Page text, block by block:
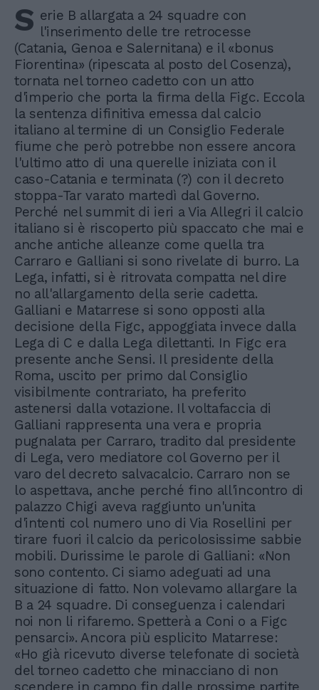
S erie B allargata a 24 squadre con
l'inserimento delle tre retrocesse
(Catania, Genoa e Salernitana) e il «bonus
Fiorentina» (ripescata al posto del Cosenza),
tornata nel torneo cadetto con un atto
d'imperio che porta la firma della Figc. Eccola
la sentenza difinitiva emessa dal calcio
italiano al termine di un Consiglio Federale
fiume che però potrebbe non essere ancora
l'ultimo atto di una querelle iniziata con il
caso-Catania e terminata (?) con il decreto
stoppa-Tar varato martedì dal Governo.
Perché nel summit di ieri a Via Allegri il calcio
italiano si è riscoperto più spaccato che mai e
anche antiche alleanze come quella tra
Carraro e Galliani si sono rivelate di burro. La
Lega, infatti, si è ritrovata compatta nel dire
no all'allargamento della serie cadetta.
Galliani e Matarrese si sono opposti alla
decisione della Figc, appoggiata invece dalla
Lega di C e dalla Lega dilettanti. In Figc era
presente anche Sensi. Il presidente della
Roma, uscito per primo dal Consiglio
visibilmente contrariato, ha preferito
astenersi dalla votazione. Il voltafaccia di
Galliani rappresenta una vera e propria
pugnalata per Carraro, tradito dal presidente
di Lega, vero mediatore col Governo per il
varo del decreto salvacalcio. Carraro non se
lo aspettava, anche perché fino all'incontro di
palazzo Chigi aveva raggiunto un'unita
d'intenti col numero uno di Via Rosellini per
tirare fuori il calcio da pericolosissime sabbie
mobili. Durissime le parole di Galliani: «Non
sono contento. Ci siamo adeguati ad una
situazione di fatto. Non volevamo allargare la
B a 24 squadre. Di conseguenza i calendari
noi non li rifaremo. Spetterà a Coni o a Figc
pensarci». Ancora più esplicito Matarrese:
«Ho già ricevuto diverse telefonate di società
del torneo cadetto che minacciano di non